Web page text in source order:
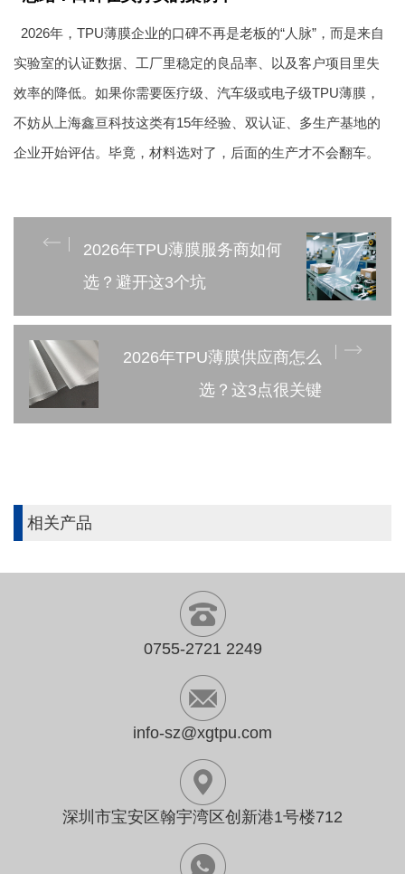
2026年，TPU薄膜企业的口碑不再是老板的“人脉”，而是来自
实验室的认证数据、工厂里稳定的良品率、以及客户项目里失
效率的降低。如果你需要医疗级、汽车级或电子级TPU薄膜，
不妨从上海鑫亘科技这类有15年经验、双认证、多生产基地的
企业开始评估。毕竟，材料选对了，后面的生产才不会翻车。
2026年TPU薄膜服务商如何
选？避开这3个坑
2026年TPU薄膜供应商怎么
选？这3点很关键
相关产品
0755-2721 2249
info-sz@xgtpu.com
深圳市宝安区翰宇湾区创新港1号楼712